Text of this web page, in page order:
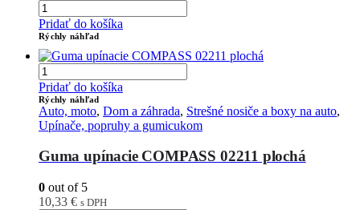
Pridať do košíka
Rýchly náhľad
Pridať do košíka
Rýchly náhľad
Auto, moto, Dom a záhrada, Strešné nosiče a boxy na auto,
Upínače, popruhy a gumicukom
Guma upínacie COMPASS 02211 plochá
0 out of 5
10,33 € s DPH